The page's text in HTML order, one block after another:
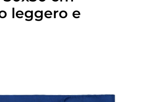
leggero e